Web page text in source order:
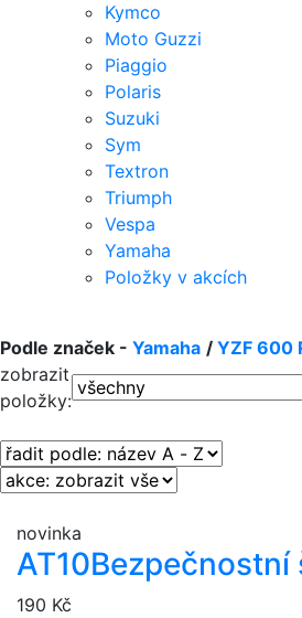
Kymco
Moto Guzzi
Piaggio
Polaris
Suzuki
Sym
Textron
Triumph
Vespa
Yamaha
Položky v akcích
Podle značek - Yamaha / YZF 600
zobrazit
položky:
novinka
AT10Bezpečnostní
190 Kč